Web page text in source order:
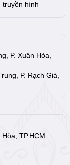
truyền hình
P. Xuân Hòa,
P. Rạch Giá,
TP.HCM